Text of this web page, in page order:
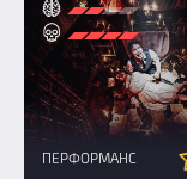
ПЕРФОРМАНС